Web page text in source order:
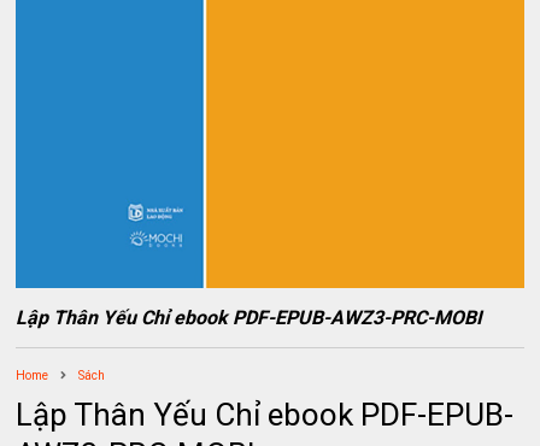
Lập Thân Yếu Chỉ ebook PDF-EPUB-AWZ3-PRC-MOBI
Home Sách
Lập Thân Yếu Chỉ ebook PDF-EPUB-